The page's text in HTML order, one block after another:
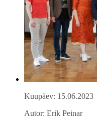
Kuupäev: 15.06.2023
Autor: Erik Peinar